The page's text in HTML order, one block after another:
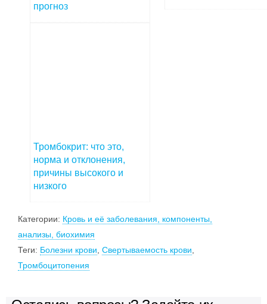
прогноз
Тромбокрит: что это,
норма и отклонения,
причины высокого и
низкого
Категории: Кровь и её заболевания, компоненты,
анализы, биохимия
Теги: Болезни крови Свертываемость крови
Тромбоцитопения